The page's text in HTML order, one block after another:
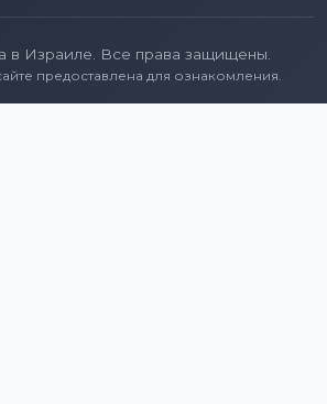
в Израиле. Все права защищены.
предоставлена для ознакомления.